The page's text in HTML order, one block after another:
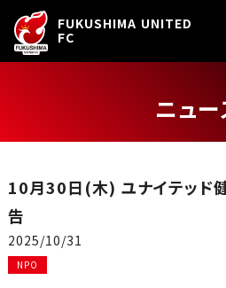
FUKUSHIMA UNITED
FC
ニュー
10月30日(木) ユナイテッド
告
2025/10/31
NPO